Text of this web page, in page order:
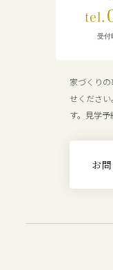
tel.
受付
家づくり
せくださ
す。見学予
お